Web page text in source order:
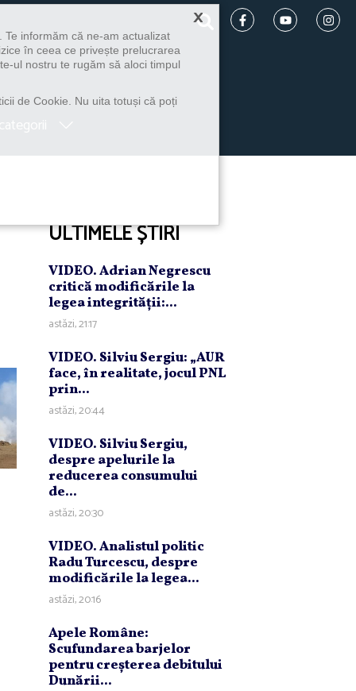
ULTIMELE ȘTIRI
VIDEO. Adrian Negrescu
critică modificările la
legea integrităţii:...
astăzi, 21:17
VIDEO. Silviu Sergiu: „AUR
face, în realitate, jocul PNL
prin...
astăzi, 20:44
VIDEO. Silviu Sergiu,
despre apelurile la
reducerea consumului
de...
astăzi, 20:30
VIDEO. Analistul politic
Radu Turcescu, despre
modificările la legea...
astăzi, 20:16
Apele Române:
Scufundarea barjelor
pentru creşterea debitului
Dunării...
×
informăm că ne-am actualizat
în ceea ce privește prelucrarea
ul nostru te rugăm să aloci timpul
de Cookie. Nu uita totuși că poți